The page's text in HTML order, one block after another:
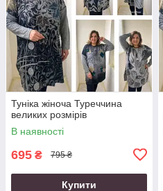
Туніка жіноча Туреччина
великих розмірів
В наявності
695 ₴ 795 ₴
Купити